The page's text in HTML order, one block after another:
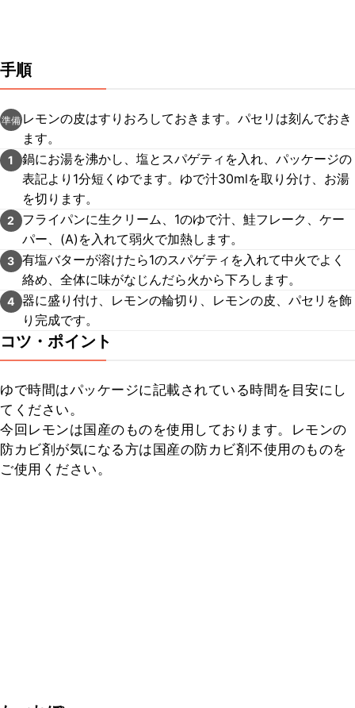
手順
準備 レモンの皮はすりおろしておきます。パセリは刻んでおき
ます。
1
鍋にお湯を沸かし、塩とスパゲティを入れ、パッケージの
表記より1分短くゆでます。ゆで汁30mlを取り分け、お湯
を切ります。
2
フライパンに生クリーム、1のゆで汁、鮭フレーク、ケー
パー、(A)を入れて弱火で加熱します。
3 有塩バターが溶けたら1のスパゲティを入れて中火でよく
絡め、全体に味がなじんだら火から下ろします。
4 器に盛り付け、レモンの輪切り、レモンの皮、パセリを飾
り完成です。
コツ・ポイント
ゆで時間はパッケージに記載されている時間を目安にし
てください。
今回レモンは国産のものを使用しております。レモンの
防カビ剤が気になる方は国産の防カビ剤不使用のものを
ご使用ください。